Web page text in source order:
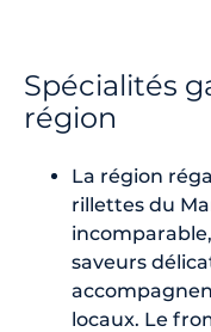
Spécialités
région
La région
rillettes du
saveurs
locaux. Le